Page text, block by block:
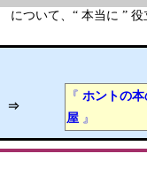
について、“ 本当
⇒
『 ホントの
屋 』